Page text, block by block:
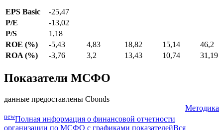
EPS Basic
-25,47
P/E
-13,02
P/S
1,18
ROE (%)
-5,43 4,83 18,82 15,14
46,2
ROA (%)
-3,76 3,2 13,43 10,74 31,19
Показатели МСФО
данные предоставлены Cbonds
Методика
newПолная информация о финансовой отчетности
организации по МСФО с графиками показателейВся